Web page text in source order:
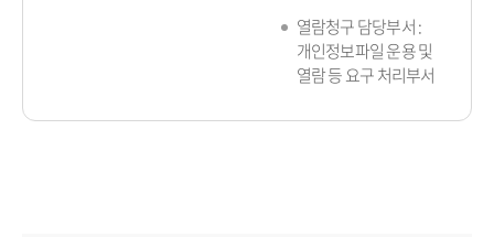
열람청구 담당부서 :
개인정보파일 운용 및
열람 등 요구 처리부서